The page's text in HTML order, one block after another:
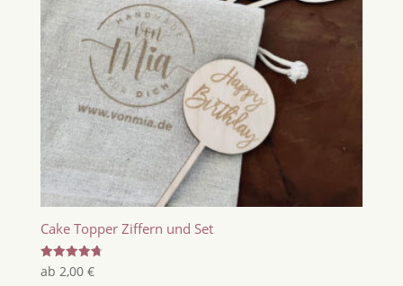
Cake Topper Ziffern und Set
Bewertet
mit
ab 2,00 €